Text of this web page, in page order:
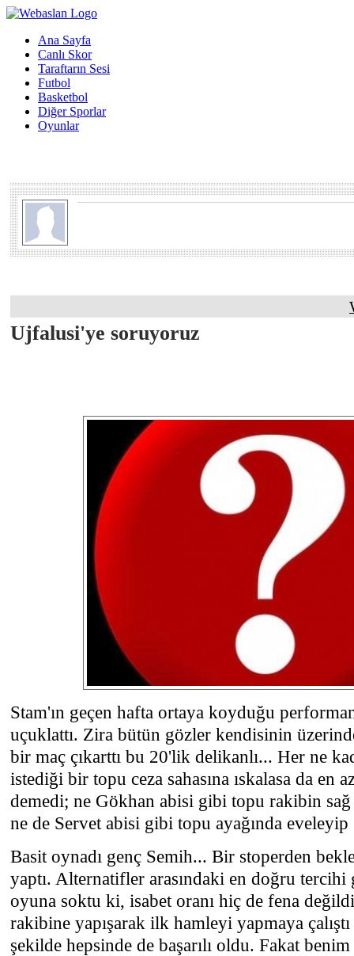
Ana Sayfa
Canlı Skor
Taraftarın Sesi
Futbol
Basketbol
Diğer Sporlar
Oyunlar
Ujfalusi'ye soruyoruz
Stam'ın geçen hafta ortaya koyduğu
uçuklattı. Zira bütün gözler kendisinin
bir maç çıkarttı bu 20'lik delikanlı... Her ne
istediği bir topu ceza sahasına ıskalasa da en
demedi; ne Gökhan abisi gibi topu rakibin
ne de Servet abisi gibi topu ayağında
Basit oynadı genç Semih... Bir stoperden
yaptı. Alternatifler arasındaki en doğru
oyuna soktu ki, isabet oranı hiç de fena
rakibine yapışarak ilk hamleyi yapmaya çalıştı
şekilde hepsinde de başarılı oldu. Fakat